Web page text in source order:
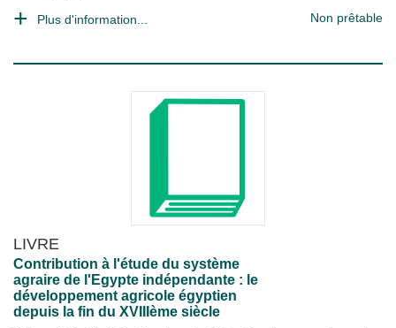
Plus d'information... Non prêtable
LIVRE
Contribution à l'étude du système
agraire de l'Egypte indépendante : le
développement agricole égyptien
depuis la fin du XVIIIème siècle